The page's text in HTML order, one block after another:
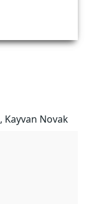
, Kayvan Novak